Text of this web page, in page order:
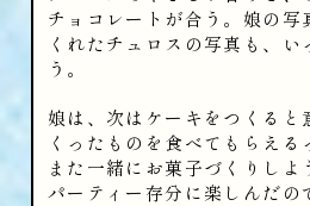
チョコレートが合う。娘の写
くれたチュロスの写真も、い
う。
娘は、次はケーキをつくると
くったものを食べてもらえる
また一緒にお菓子づくりしよ
パーティー存分に楽しんだの